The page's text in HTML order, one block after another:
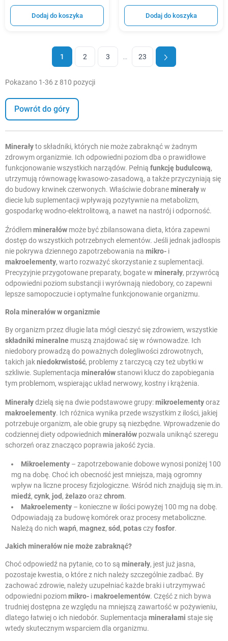
Dodaj do koszyka Dodaj do koszyka
1 2 3 … 23
Pokazano 1-36 z 810 pozycji
Powrót do góry
Minerałyto składniki, których nie może zabraknąć w żadnym
zdrowym organizmie. Ich odpowiedni poziom dba o prawidłowe
funkcjonowanie wszystkich narządów. Pełnią funkcję budulcową,
utrzymują równowagę kwasowo-zasadową, a także przyczyniają się
do budowy krwinek czerwonych. Właściwie dobranemineraływ
diecie lub suplementacji wpływają pozytywnie na metabolizm,
gospodarkę wodno-elektrolitową, a nawet na nastrój i odporność.
Źródłemminerałów może być zbilansowana dieta, która zapewni
dostęp do wszystkich potrzebnych elementów. Jeśli jednak jadłospis
nie pokrywa dziennego zapotrzebowania na mikro- i
makroelementy, warto rozważyć skorzystanie z suplementacji.
Precyzyjnie przygotowane preparaty, bogate w minerały, przywrócą
odpowiedni poziom substancji i wyrównają niedobory, co zapewni
lepsze samopoczucie i optymalne funkcjonowanie organizmu.
Rola minerałów w organizmie
By organizm przez długie lata mógł cieszyć się zdrowiem, wszystkie
składniki mineralne muszą znajdować się w równowadze. Ich
niedobory prowadzą do poważnych dolegliwości zdrowotnych,
takich jakniedokrwistość, problemy z tarczycą czy też ubytki w
szkliwie. Suplementacja minerałów stanowi klucz do zapobiegania
tym problemom, wspierając układ nerwowy, kostny i krążenia.
Minerałydzielą się na dwie podstawowe grupy:mikroelementyoraz
makroelementy. Ich różnica wynika przede wszystkim z ilości, jakiej
potrzebuje organizm, ale obie grupy są niezbędne. Wprowadzenie do
codziennej diety odpowiednich minerałów pozwala uniknąć szeregu
schorzeń oraz znacząco poprawia jakość życia.
Mikroelementy – zapotrzebowanie dobowe wynosi poniżej 100
mg na dobę. Choć ich obecność jest mniejsza, mają ogromny
wpływ na liczne procesy fizjologiczne. Wśród nich znajdują się m.in.
miedź, cynk, jod, żelazoorazchrom.
Makroelementy – konieczne w ilości powyżej 100 mg na dobę.
Odpowiadają za budowę komórek oraz procesy metaboliczne.
Należą do nich wapń, magnez, sód, potasczyfosfor.
Jakich minerałów nie może zabraknąć?
Choć odpowiedź na pytanie, co to są minerały, jest już jasna,
pozostaje kwestia, o które z nich należy szczególnie zadbać. By
zachować zdrowie, należy uzupełniać każde braki i utrzymywać
odpowiedni poziommikro- imakroelementów. Część z nich bywa
trudniej dostępna ze względu na mniejszą zawartość w pożywieniu,
dlatego łatwiej o ich niedobór. Suplementacja minerałami staje się
wtedy skutecznym wsparciem dla organizmu.